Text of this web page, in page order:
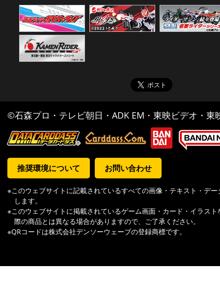
©石森プロ・テレビ朝日・ADK EM・東映ビデオ・
推奨環境について お問い合わせ
※このウェブサイトに記載されているすべての画像・テキスト・デ
します。
※このウェブサイトに掲載されているゲーム画面・カード・イラス
際の商品とは異なる場合がありますので、ご了承ください。
※QRコードは株式会社デンソーウェーブの登録商標です。